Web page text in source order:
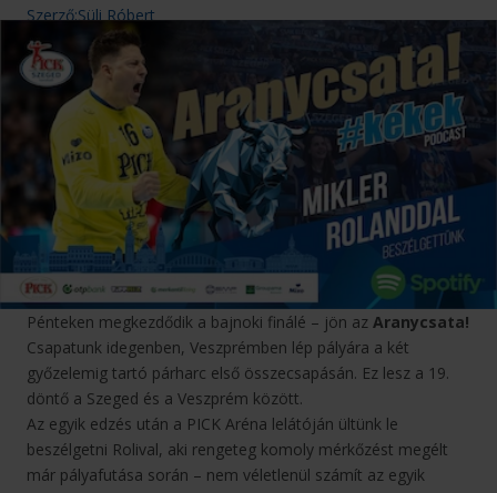
Szerző:Süli Róbert
Pénteken megkezdődik a bajnoki finálé – jön az Aranycsata!
Csapatunk idegenben, Veszprémben lép pályára a két
győzelemig tartó párharc első összecsapásán. Ez lesz a 19.
döntő a Szeged és a Veszprém között.
Az egyik edzés után a PICK Aréna lelátóján ültünk le
beszélgetni Rolival, aki rengeteg komoly mérkőzést megélt
már pályafutása során – nem véletlenül számít az egyik